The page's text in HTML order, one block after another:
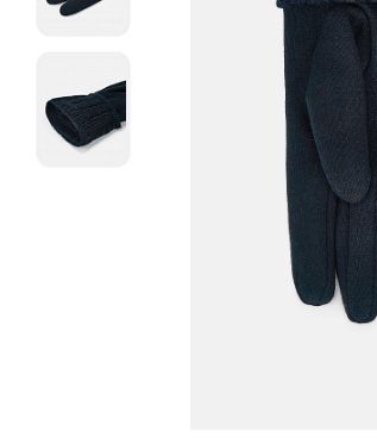
Акции / Новости
Адреса магазинов